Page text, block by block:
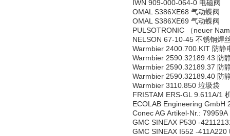
IWN 909-000-064-0 电磁阀
OMAL S386XE68 气动蝶阀
OMAL S386XE69 气动蝶阀
PULSOTRONIC （neuer
NELSON 67-10-45 不锈钢焊
Warmbier 2400.700.KIT 防静
Warmbier 2590.32189.43 防
Warmbier 2590.32189.37 防
Warmbier 2590.32189.40 防
Warmbier 3110.850 垃圾袋
FRISTAM ERS-GL 9.611A/1
ECOLAB Engineering GmbH
Conec AG Artikel-Nr.:
GMC SINEAX P530 -
GMC SINEAX I552 -411A220